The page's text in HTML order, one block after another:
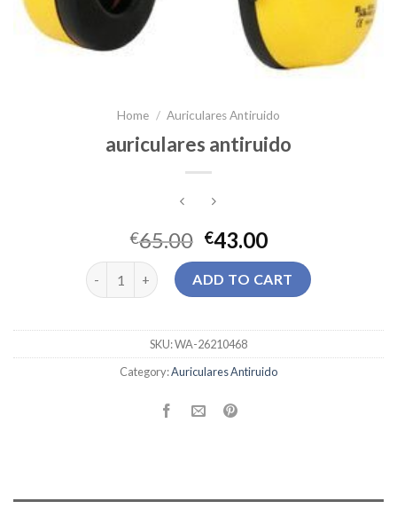
Home / Auriculares Antiruido
auriculares antiruido
€65.00 €43.00
auriculares antiruido quantity
ADD TO CART
SKU:WA-26210468
Category:Auriculares Antiruido